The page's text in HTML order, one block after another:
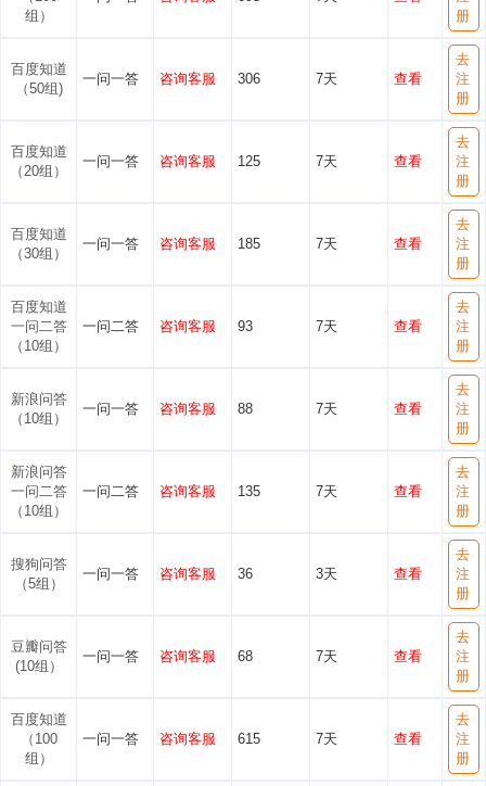
组）
册
百度知道
（50组)
一问一答 咨询客服 306 7天 查看
去
注
册
百度知道
（20组）
一问一答 咨询客服 125 7天 查看
去
注
册
百度知道
（30组）
一问一答 咨询客服 185 7天 查看
去
注
册
百度知道
一问二答
（10组）
一问二答 咨询客服 93 7天 查看
去
注
册
新浪问答
（10组）
一问一答 咨询客服 88 7天 查看
去
注
册
新浪问答
一问二答
（10组）
一问二答 咨询客服 135 7天 查看
去
注
册
搜狗问答
（5组）
一问一答 咨询客服 36 3天 查看
去
注
册
豆瓣问答
(10组）
一问一答 咨询客服 68 7天 查看
去
注
册
百度知道
（100
组）
一问一答 咨询客服 615 7天 查看
去
注
册